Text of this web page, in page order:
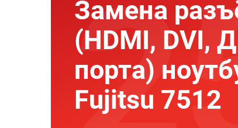
Замена
(HDMI, DVI,
порта)
Fujitsu 7512